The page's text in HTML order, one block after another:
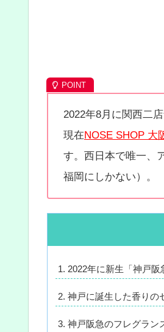
2022年8月に関西二
現在NOSE SHOP 大
す。西日本で唯一、
福岡にしかない）。
2022年に新生「神戸阪
神戸に誕生した香りの
神戸阪急のフレグラン